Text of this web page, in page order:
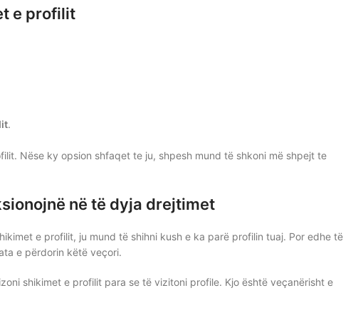
e profilit
.
Nëse ky opsion shfaqet te ju, shpesh mund të shkoni më shpejt te
në të dyja drejtimet
e profilit, ju mund të shihni kush e ka parë profilin tuaj. Por edhe të
e përdorin këtë veçori.
shikimet e profilit para se të vizitoni profile. Kjo është veçanërisht e